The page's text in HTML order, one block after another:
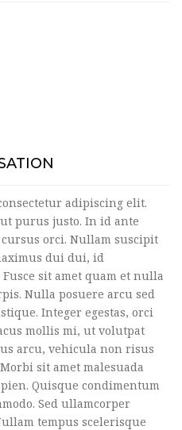
adipiscing elit.
purus justo. In id ante
orci. Nullam suscipit
dui dui, id
sit amet quam et nulla
Nulla posuere arcu sed
Integer egestas, orci
mollis mi, ut volutpat
arcu, vehicula non risus
sit amet malesuada
Quisque condimentum
Sed ullamcorper
tempus scelerisque